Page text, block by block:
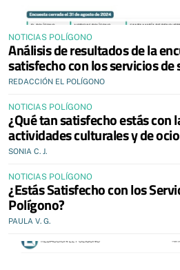
NOTICIAS POLÍGONO
Análisis de resultados de la
satisfecho con los servicios
REDACCIÓN EL POLÍGONO
NOTICIAS POLÍGONO
¿Qué tan satisfecho estás con
actividades culturales y de
SONIA C. J.
NOTICIAS POLÍGONO
¿Estás Satisfecho con los
Polígono?
PAULA V. G.